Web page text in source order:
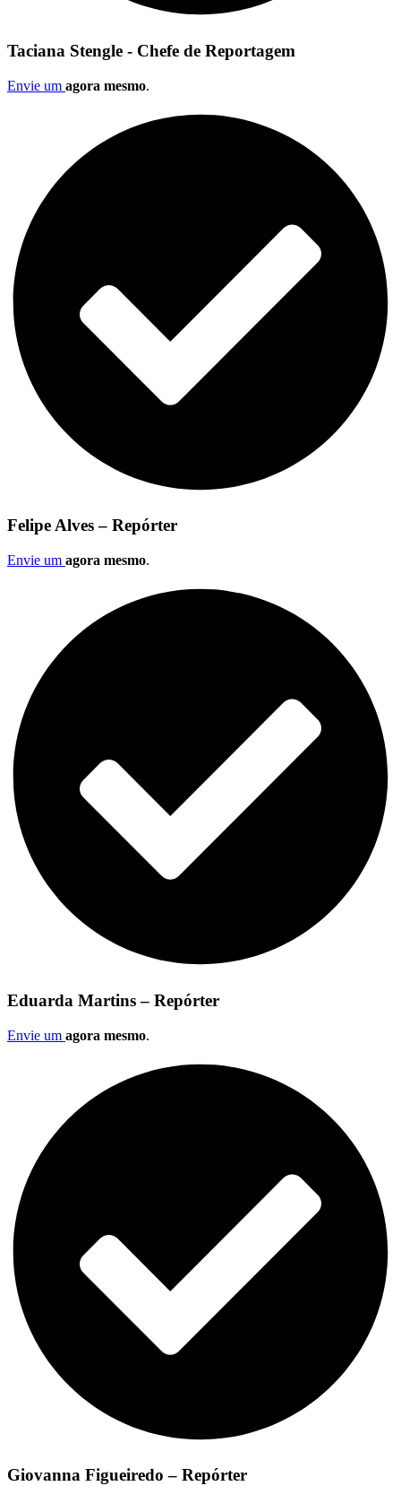
Taciana Stengle - Chefe de Reportagem
Envie um agora mesmo.
Felipe Alves – Repórter
Envie um agora mesmo.
Eduarda Martins – Repórter
Envie um agora mesmo.
Giovanna Figueiredo – Repórter